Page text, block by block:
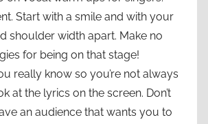
Start with a smile and with your
shoulder width apart. Make no
for being on that stage!
really know so you’re not always
at the lyrics on the screen. Don’t
an audience that wants you to